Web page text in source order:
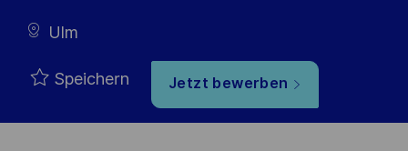
Ulm
Speichern Jetzt bewerben